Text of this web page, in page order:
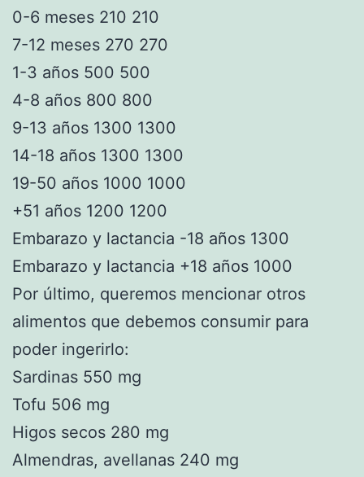
0-6 meses 210 210
7-12 meses 270 270
1-3 años 500 500
4-8 años 800 800
9-13 años 1300 1300
14-18 años 1300 1300
19-50 años 1000 1000
+51 años 1200 1200
Embarazo y lactancia -18 años 1300
Embarazo y lactancia +18 años 1000
Por último, queremos mencionar otros
alimentos que debemos consumir para
poder ingerirlo:
Sardinas 550 mg
Tofu 506 mg
Higos secos 280 mg
Almendras, avellanas 240 mg